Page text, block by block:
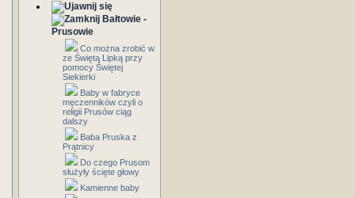
Bałtowie -
Prusowie
Co można zrobić w
ze Świętą Lipką przy
pomocy Świętej
Siekierki
Baby w fabryce
męczenników czyli o
religii Prusów ciąg
dalszy
Baba Pruska z
Prątnicy
Do czego Prusom
służyły ścięte głowy
Kamienne baby